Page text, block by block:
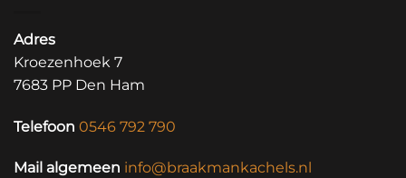
Adres
Kroezenhoek 7
7683 PP Den Ham
Telefoon 0546 792 790
Mail algemeen info@braakmankachels.nl